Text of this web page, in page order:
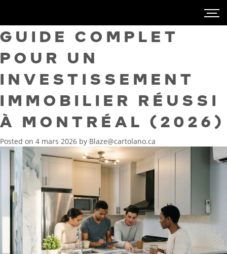
GUIDE COMPLET
POUR UN
INVESTISSEMENT
IMMOBILIER RÉUSSI
À MONTRÉAL (2026)
Posted on 4 mars 2026 by Blaze@cartolano.ca